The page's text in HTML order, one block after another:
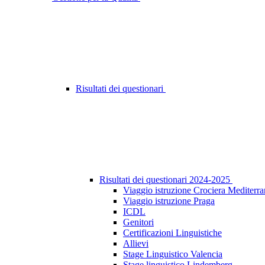
Risultati dei questionari
Risultati dei questionari 2024-2025
Viaggio istruzione Crociera
Viaggio istruzione Praga
ICDL
Genitori
Certificazioni Linguistiche
Allievi
Stage Linguistico Valencia